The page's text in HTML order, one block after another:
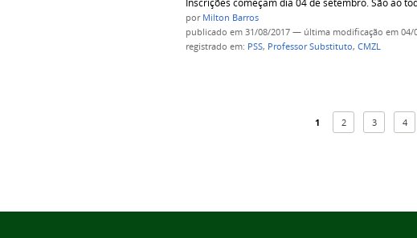
por Milton Barros
publicado em 31/08/2017 — última modificação em 04/
registrado em: PSS, Professor Substituto, CMZL
1 2 3 4